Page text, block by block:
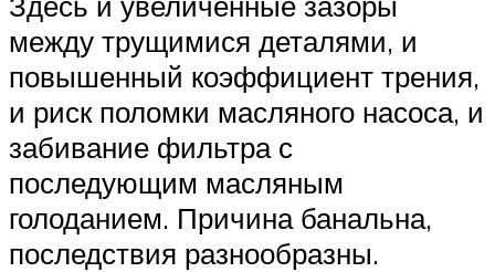
между трущимися деталями, и
повышенный коэффициент трения,
и риск поломки масляного насоса, и
забивание фильтра с
последующим масляным
голоданием. Причина банальна,
последствия разнообразны.